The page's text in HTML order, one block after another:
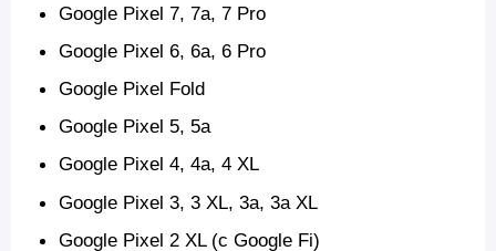
Google Pixel 7, 7a, 7 Pro
Google Pixel 6, 6a, 6 Pro
Google Pixel Fold
Google Pixel 5, 5a
Google Pixel 4, 4a, 4 XL
Google Pixel 3, 3 XL, 3a, 3a XL
Google Pixel 2 XL (с Google Fi)